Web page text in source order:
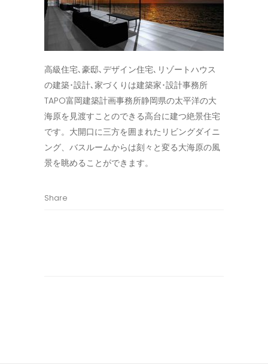
高級住宅､豪邸､デザイン住宅､リゾートハウス
の建築･設計､家づくりは建築家･設計事務所
TAPO富岡建築計画事務所静岡県の太平洋の大
海原を見渡すことのできる高台に建つ絶景住宅
です。大開口に三方を囲まれたリビングダイニ
ング、バスルームからは刻々と変る大海原の風
景を眺めることができます。
Share